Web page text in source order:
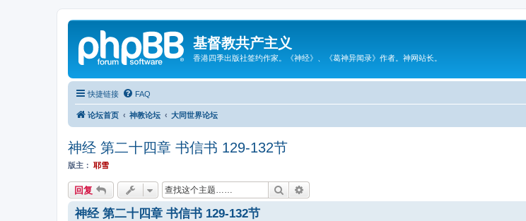
基督教共产主义
香港四季出版社签约作家。《神经》、《葛神异闻录》作者。神网站长。
快捷链接 FAQ
论坛首页 神教论坛 大同世界论坛
神经 第二十四章 书信书 129-132节
版主： 耶雪
回复 搜索
神经 第二十四章 书信书 129-132节